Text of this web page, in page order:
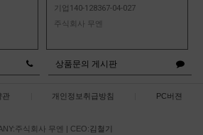
기업140-128367-04-027
주식회사 무엔
상품문의 게시판
관 개인정보취급방침 PC버젼
주식회사 무엔 | CEO:김철기